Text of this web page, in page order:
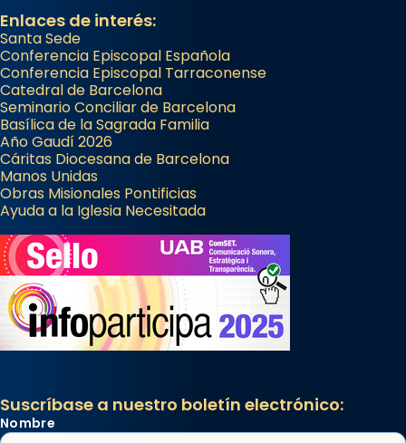
Enlaces de interés:
Santa Sede
Conferencia Episcopal Española
Conferencia Episcopal Tarraconense
Catedral de Barcelona
Seminario Conciliar de Barcelona
Basílica de la Sagrada Familia
Año Gaudí 2026
Cáritas Diocesana de Barcelona
Manos Unidas
Obras Misionales Pontificias
Ayuda a la Iglesia Necesitada
Suscríbase a nuestro boletín electrónico:
Nombre